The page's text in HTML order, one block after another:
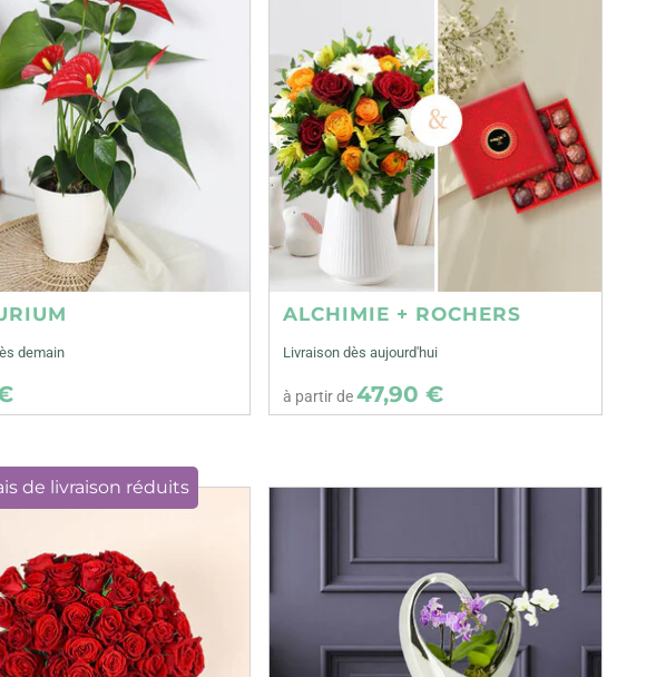
demain
ALCHIMIE + ROCHERS
Livraison dès aujourd'hui
à partir de47,90 €
de livraison réduits